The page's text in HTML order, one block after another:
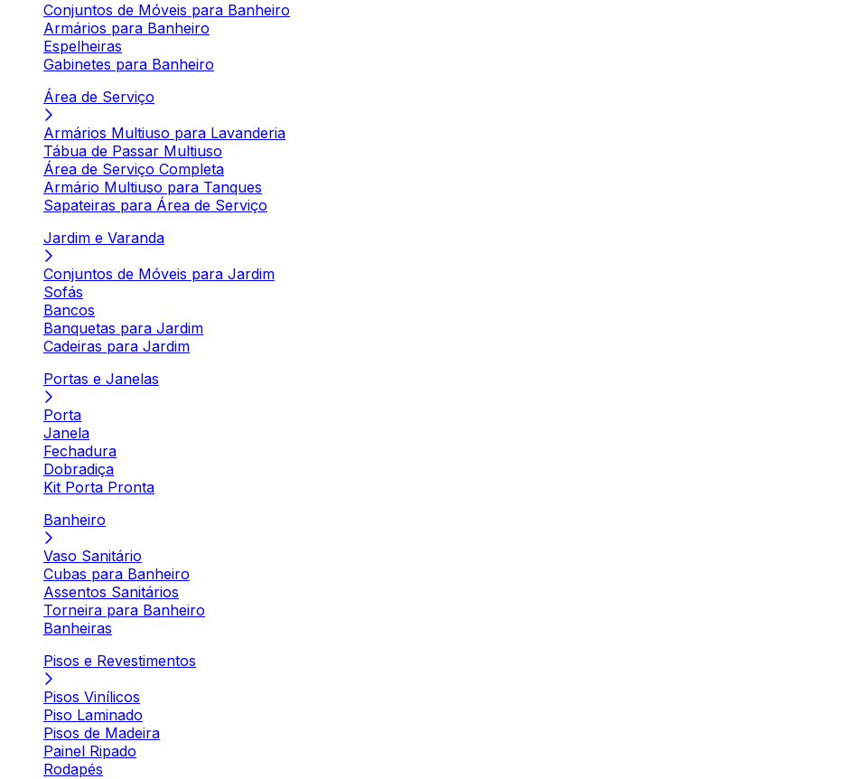
Conjuntos de Móveis para Banheiro
Armários para Banheiro
Espelheiras
Gabinetes para Banheiro
Área de Serviço
Armários Multiuso para Lavanderia
Tábua de Passar Multiuso
Área de Serviço Completa
Armário Multiuso para Tanques
Sapateiras para Área de Serviço
Jardim e Varanda
Conjuntos de Móveis para Jardim
Sofás
Bancos
Banquetas para Jardim
Cadeiras para Jardim
Portas e Janelas
Porta
Janela
Fechadura
Dobradiça
Kit Porta Pronta
Banheiro
Vaso Sanitário
Cubas para Banheiro
Assentos Sanitários
Torneira para Banheiro
Banheiras
Pisos e Revestimentos
Pisos Vinílicos
Piso Laminado
Pisos de Madeira
Painel Ripado
Rodapés